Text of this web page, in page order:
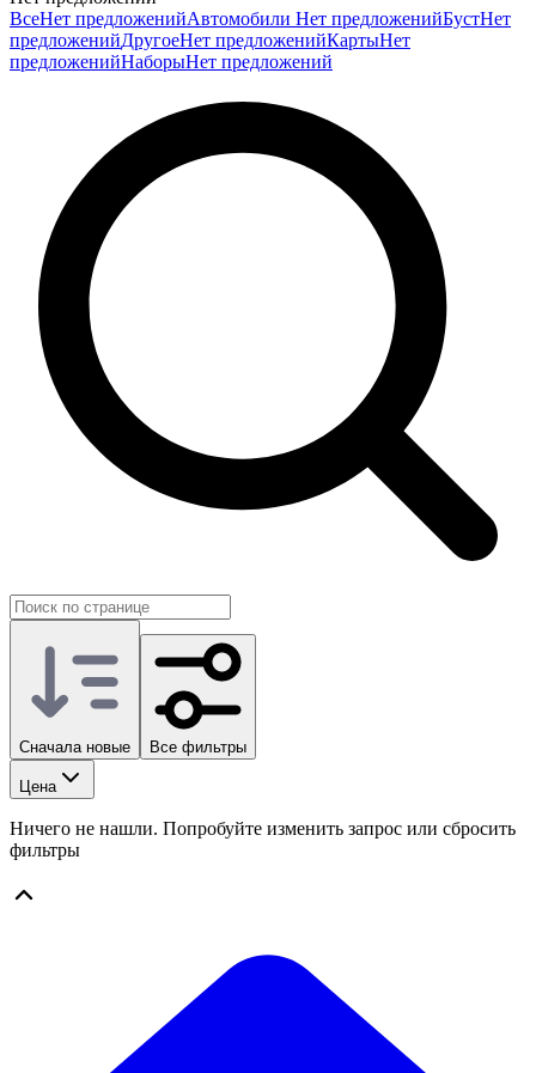
ВсеНет предложенийАвтомобили Нет предложенийБустНет
предложенийДругоеНет предложенийКартыНет
предложенийНаборыНет предложений
Сначала новые Все фильтры
Цена
Ничего не нашли. Попробуйте изменить запрос или сбросить
фильтры